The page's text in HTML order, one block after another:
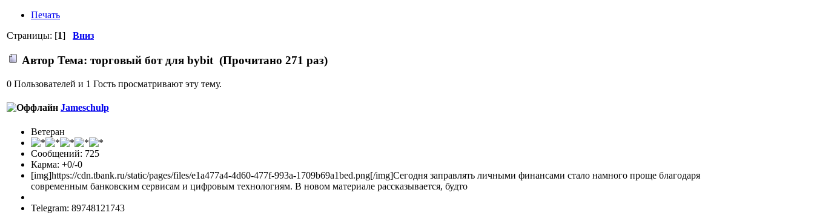
Печать
Страницы: [1] Вниз
Автор Тема: торговый бот для bybit (Прочитано 271 раз)
0 Пользователей и 1 Гость просматривают эту тему.
Jameschulp
Ветеран
Сообщений: 725
Карма: +0/-0
[img]https://cdn.tbank.ru/static/pages/files/e1a477a4-4d60-477f-993a-1709b69a1bed.png[/img]Сегодня заправлять личными финансами стало намного проще благодаря
современным банковским сервисам и цифровым технологиям. В новом материале рассказывается, будто
Telegram: 89748121743